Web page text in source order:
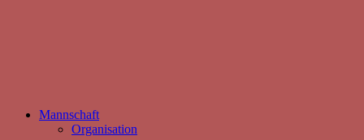
Mannschaft
Organisation